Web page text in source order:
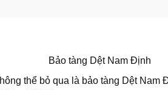
thể bỏ qua là bảo tàng Dệt